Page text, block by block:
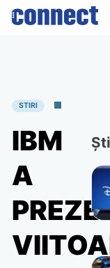
Skip
STIRI
IBM
A